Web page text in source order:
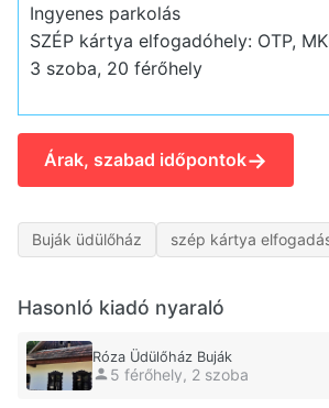
Ingyenes parkolás
SZÉP kártya elfogadóhely: OTP,
3 szoba, 20 férőhely
Árak, szabad időpontok→
Buják üdülőház szép kártya
Hasonló kiadó nyaraló
Róza Üdülőház Buják
5 férőhely, 2 szoba